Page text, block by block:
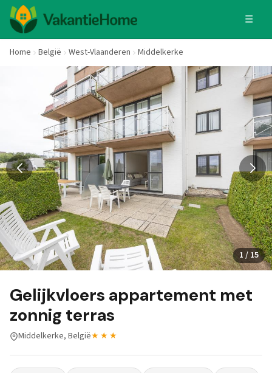
☰
Home België West-Vlaanderen Middelkerke
1 / 15
Gelijkvloers appartement met
zonnig terras
Middelkerke, België★★★